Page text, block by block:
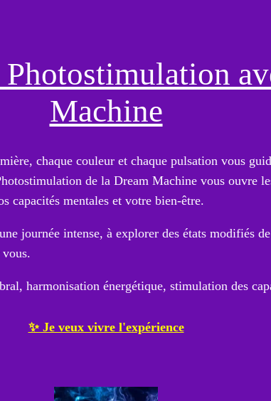
Machine
chaque couleur et chaque pulsation vous
de la Dream Machine vous ouvre
capacités mentales et votre bien-être.
journée intense, à explorer des états modifiés
harmonisation énergétique, stimulation des
✨ Je veux vivre l'expérience